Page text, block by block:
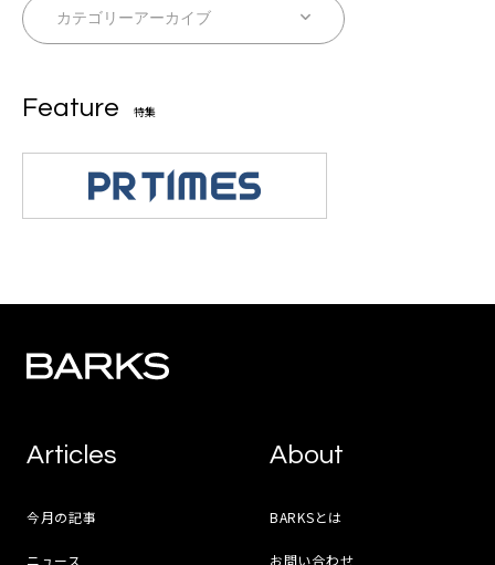
Feature 特集
Articles
今月の記事
ニュース
About
BARKSとは
お問い合わせ